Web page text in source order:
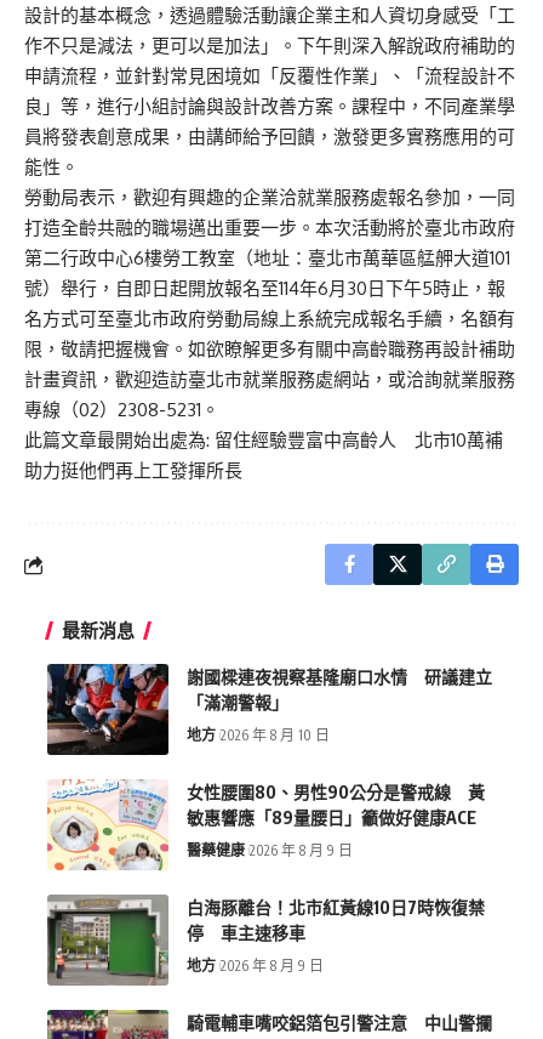
設計的基本概念，透過體驗活動讓企業主和人資切身感受「工
作不只是減法，更可以是加法」。下午則深入解說政府補助的
申請流程，並針對常見困境如「反覆性作業」、「流程設計不
良」等，進行小組討論與設計改善方案。課程中，不同產業學
員將發表創意成果，由講師給予回饋，激發更多實務應用的可
能性。
勞動局表示，歡迎有興趣的企業洽就業服務處報名參加，一同
打造全齡共融的職場邁出重要一步。本次活動將於臺北市政府
第二行政中心6樓勞工教室（地址：臺北市萬華區艋舺大道101
號）舉行，自即日起開放報名至114年6月30日下午5時止，報
名方式可至臺北市政府勞動局線上系統完成報名手續，名額有
限，敬請把握機會。如欲瞭解更多有關中高齡職務再設計補助
計畫資訊，歡迎造訪臺北市就業服務處網站 ，或洽詢就業服務
專線（02）2308-5231。
此篇文章最開始出處為: 留住經驗豐富中高齡人 北市10萬補
助力挺他們再上工發揮所長
最新消息
謝國樑連夜視察基隆廟口水情 研議建立
「滿潮警報」
地方 2026 年 8 月 10 日
女性腰圍80、男性90公分是警戒線 黃
敏惠響應「89量腰日」籲做好健康ACE
醫藥健康 2026 年 8 月 9 日
白海豚離台！北市紅黃線10日7時恢復禁
停 車主速移車
地方 2026 年 8 月 9 日
騎電輔車嘴咬鋁箔包引警注意 中山警攔